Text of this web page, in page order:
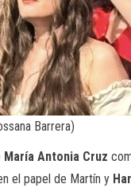
Barrera)
María Antonia Cruz
el papel de Martín y